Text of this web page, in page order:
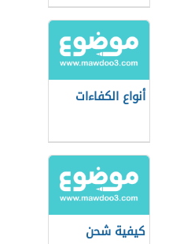
أنواع الكفاءات
كيفية شحن